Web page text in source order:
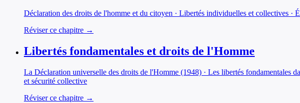
Déclaration des droits de l'homme et du citoyen · Libertés individuelles et collectives ·
Réviser ce chapitre →
Libertés fondamentales et droits de l'Homme
La Déclaration universelle des droits de l'Homme (1948) · Les libertés fondamentales
et sécurité collective
Réviser ce chapitre →